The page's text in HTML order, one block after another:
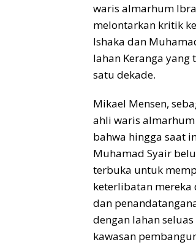
waris almarhum
melontarkan kritik
Ishaka dan
lahan Keranga
satu dekade.
Mikael Mensen,
ahli waris
bahwa hingga saat
Muhamad Syair
terbuka untuk
keterlibatan
dan
dengan lahan
kawasan